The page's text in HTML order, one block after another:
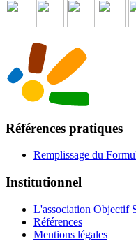
Références pratiques
Remplissage du
Institutionnel
L'association Objectif
Références
Mentions légales